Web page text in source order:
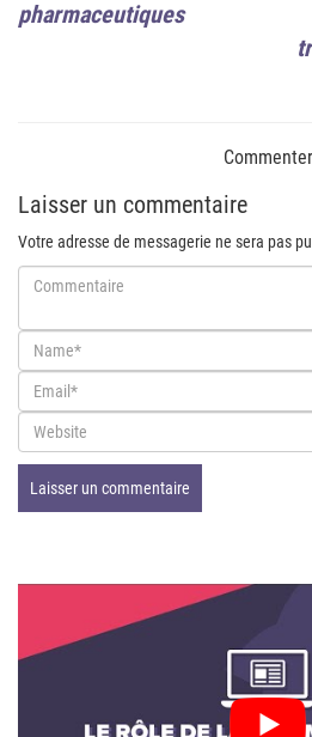
pharmaceutiques
Commenter
Laisser un commentaire
Votre adresse de messagerie ne sera pas